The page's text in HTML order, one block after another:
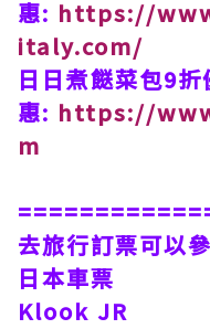
惠: https://
italy.com/
日日煮餸菜包9折
惠: https://
m
去旅行訂票可以
日本車票
Klook JR